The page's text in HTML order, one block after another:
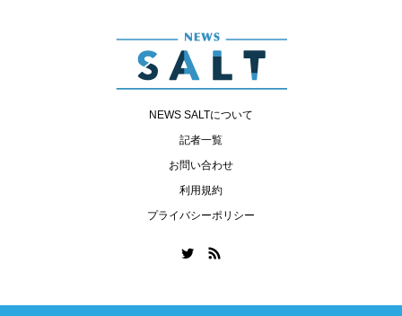
NEWS SALTについて
記者一覧
お問い合わせ
利用規約
プライバシーポリシー